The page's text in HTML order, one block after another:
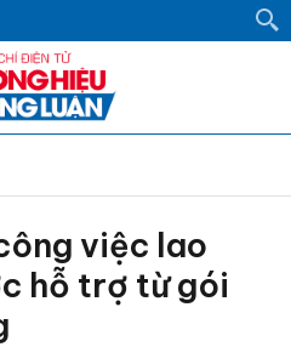
việc lao
hỗ trợ từ gói